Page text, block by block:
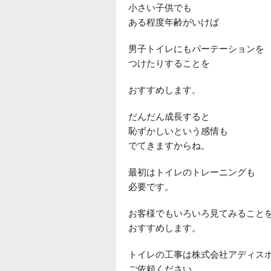
小さい子供でも
ある程度年齢がいけば
男子トイレにもパーテーションを
つけたりすることを
おすすめします。
だんだん成長すると
恥ずかしいという感情も
でてきますからね。
最初はトイレのトレーニングも
必要です。
お客様でもいろいろ見てみること
おすすめします。
トイレの工事は株式会社アディス
ご依頼ください。